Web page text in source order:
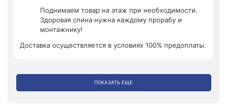
Поднимаем товар на этаж при необходимости.
Здоровая спина нужна каждому прорабу и
монтажнику!
Доставка осуществляется в условиях 100% предоплаты.
ПОКАЗАТЬ ЕЩЕ